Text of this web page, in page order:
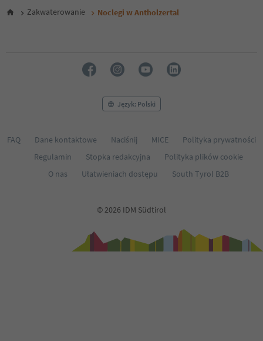
Zakwaterowanie Noclegi w Antholzertal
Język: Polski
FAQ Dane kontaktowe Naciśnij MICE
Polityka prywatności
Regulamin
Stopka redakcyjna
Polityka plików cookie
O nas
Ułatwieniach dostępu South Tyrol B2B
© 2026 IDM Südtirol